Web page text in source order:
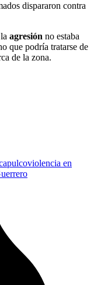
dispararon contra
agresión no estaba
que podría tratarse de
de la zona.
violencia en